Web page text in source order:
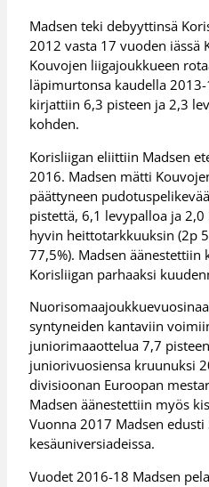
Madsen teki debyyttinsä
2012 vasta 17 vuoden iässä
Kouvojen liigajoukkueen
läpimurtonsa kaudella
kirjattiin 6,3 pisteen ja 2,3
kohden.
Korisliigan eliittiin Madsen
2016. Madsen mätti
päättyneen
pistettä, 6,1 levypalloa ja
hyvin heittotarkkuuksin (2p
77,5%). Madsen äänestettiin
Korisliigan parhaaksi
syntyneiden kantaviin
juniorimaaottelua 7,7
juniorivuosiensa kruunuksi
divisioonan Euroopan
Madsen äänestettiin myös
Vuonna 2017 Madsen edusti
kesäuniversiadeissa.
Vuodet 2016-18 Madsen